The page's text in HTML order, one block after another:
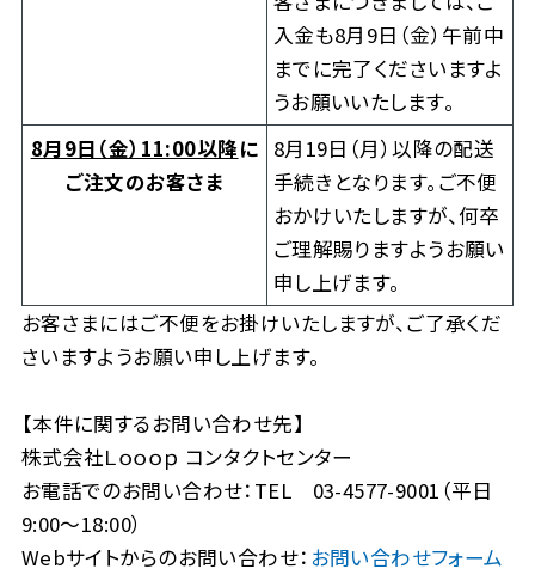
入金も8月9日（金）午前中
までに完了くださいますよ
うお願いいたします。
8月9日（金）11:00以降に
ご注文のお客さま
8月19日（月）以降の配送
手続きとなります。ご不便
おかけいたしますが、何卒
ご理解賜りますようお願い
申し上げます。
お客さまにはご不便をお掛けいたしますが、ご了承くだ
さいますようお願い申し上げます。
【本件に関するお問い合わせ先】
株式会社Ｌｏｏｏｐ コンタクトセンター
お電話でのお問い合わせ：TEL 03-4577-9001（平日
9:00～18:00）
Webサイトからのお問い合わせ： お問い合わせフォーム